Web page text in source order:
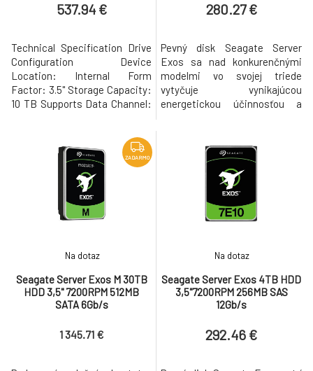
0B47062
537.94 €
Technical Specification Drive
Configuration Device
Location: Internal Form
Factor: 3.5" Storage Capacity:
10 TB Supports Data Channel:
MB Sector Capacity: 512 B
Performance Rotational
Speed: 7200 rpm Average
Rotational Delay: 4.16 ms
Internal Data Bit Rate: 267
Mbps External Data B
280.27 €
Pevný disk Seagate Server
Exos sa nad konkurenčnými
modelmi vo svojej triede
vytyčuje vynikajúcou
energetickou účinnosťou a
vylepšenú korekciu chýb, ktorá
udrží disk v chode aj v tých
najdrsnejších podmienkach. Na
prenos dát ponúka vysoký
výkon 6 Gb/s. Pre svoj
ZADARMO
Seagate Server Exos M 30TB
HDD 3,5" 7200RPM 512MB
SATA 6Gb/s
Na dotaz
1 345.71 €
Seagate Server Exos 4TB HDD
3,5"7200RPM 256MB SAS
12Gb/s
Na dotaz
292.46 €